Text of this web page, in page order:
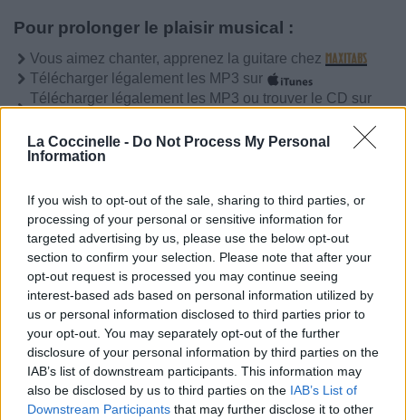
La Coccinelle - Do Not Process My Personal
Information
If you wish to opt-out of the sale, sharing to third parties, or
processing of your personal or sensitive information for
targeted advertising by us, please use the below opt-out
section to confirm your selection. Please note that after your
opt-out request is processed you may continue seeing
interest-based ads based on personal information utilized by
us or personal information disclosed to third parties prior to
your opt-out. You may separately opt-out of the further
disclosure of your personal information by third parties on the
IAB’s list of downstream participants. This information may
also be disclosed by us to third parties on the IAB’s List of
Downstream Participants that may further disclose it to other
Pour prolonger le plaisir musical :
Vous aimez chanter, apprenez la guitare chez
Télécharger légalement les MP3 sur
Télécharger légalement les MP3 ou trouver le CD sur
Trouver des vinyles et des CD sur
Trouver un instrument de musique ou une partition au
Paroles + Traduction Téléchargement
Vidéos
Commentaires
Paroles + Traduction Téléchargement
Vidéos
Commentaires
Dire «merci» pour cette traduction Corriger une erreur